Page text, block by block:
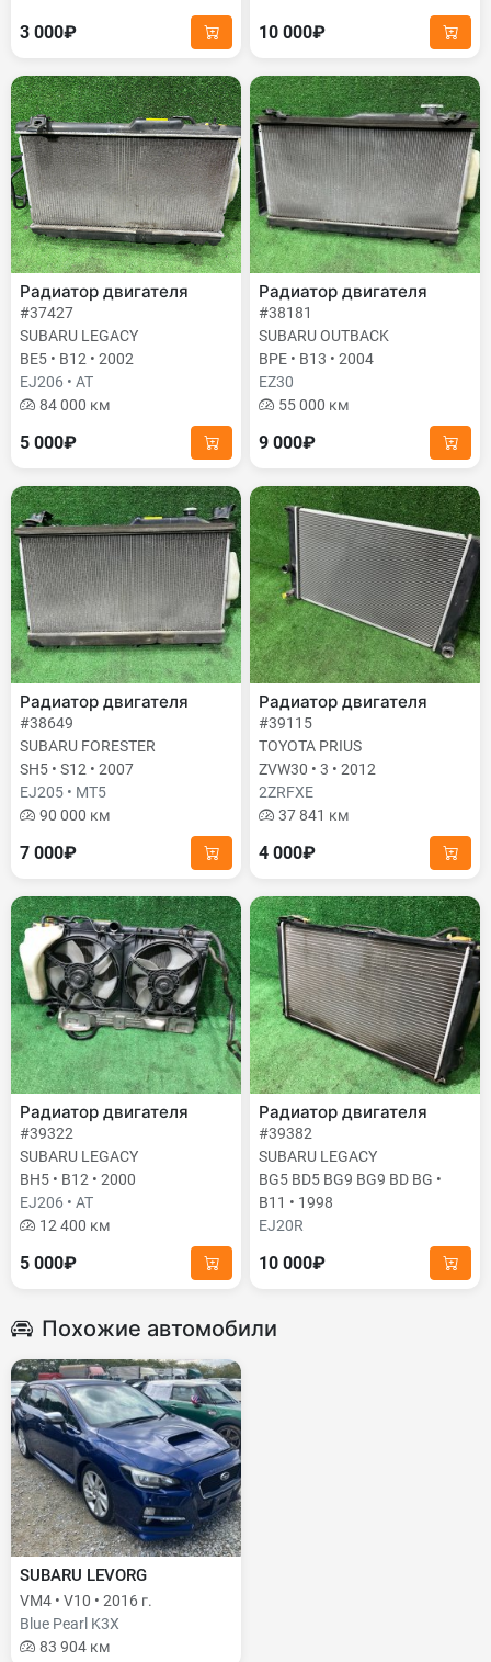
3 000₽ 10 000₽
Радиатор двигателя
#37427
SUBARU LEGACY
BE5 • B12 • 2002
EJ206 • AT
84 000 км
5 000₽
Радиатор двигателя
#38181
SUBARU OUTBACK
BPE • B13 • 2004
EZ30
55 000 км
9 000₽
Радиатор двигателя
#38649
SUBARU FORESTER
SH5 • S12 • 2007
EJ205 • MT5
90 000 км
7 000₽
Радиатор двигателя
#39115
TOYOTA PRIUS
ZVW30 • 3 • 2012
2ZRFXE
37 841 км
4 000₽
Радиатор двигателя
#39322
SUBARU LEGACY
BH5 • B12 • 2000
EJ206 • AT
12 400 км
5 000₽
Радиатор двигателя
#39382
SUBARU LEGACY
BG5 BD5 BG9 BG9 BD BG •
B11 • 1998
EJ20R
10 000₽
Похожие автомобили
SUBARU LEVORG
VM4 • V10 • 2016 г.
Blue Pearl K3X
83 904 км